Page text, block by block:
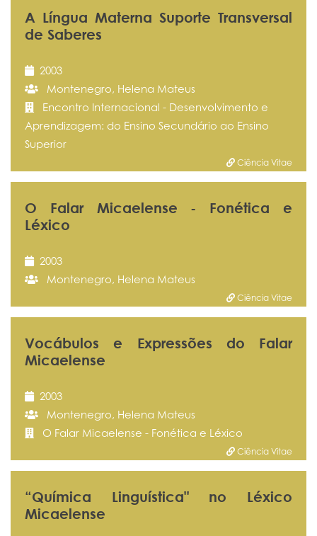
A Língua Materna Suporte Transversal
de Saberes
2003
Montenegro, Helena Mateus
Encontro Internacional - Desenvolvimento e
Aprendizagem: do Ensino Secundário ao Ensino
Superior
Ciência Vitae
O Falar Micaelense - Fonética e
Léxico
2003
Montenegro, Helena Mateus
Ciência Vitae
Vocábulos e Expressões do Falar
Micaelense
2003
Montenegro, Helena Mateus
O Falar Micaelense - Fonética e Léxico
Ciência Vitae
“Química Linguística" no Léxico
Micaelense